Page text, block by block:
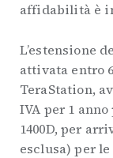
affidabilità è
L’estensione
attivata entro
TeraStation,
IVA per 1
1400D, per
esclusa) per